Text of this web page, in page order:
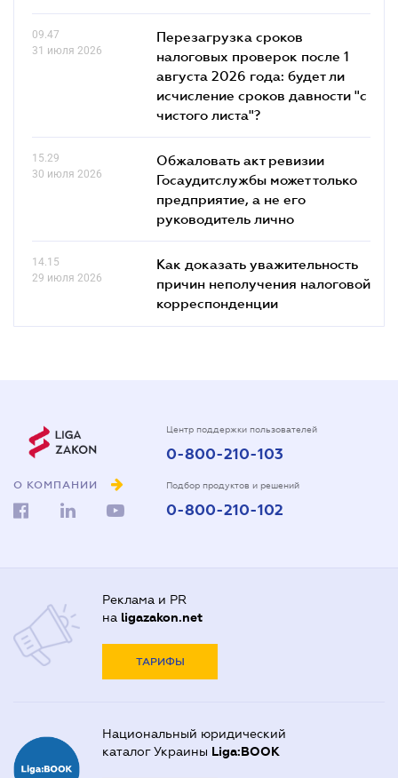
09.47
31 июля 2026
Перезагрузка сроков
налоговых проверок после 1
августа 2026 года: будет ли
исчисление сроков давности "с
чистого листа"?
15.29
30 июля 2026
Обжаловать акт ревизии
Госаудитслужбы может только
предприятие, а не его
руководитель лично
14.15
29 июля 2026
Как доказать уважительность
причин неполучения налоговой
корреспонденции
О КОМПАНИИ
Центр поддержки пользователей
0-800-210-103
Подбор продуктов и решений
0-800-210-102
Реклама и PR
на ligazakon.net
ТАРИФЫ
Национальный юридический
каталог Украины Liga:BOOK